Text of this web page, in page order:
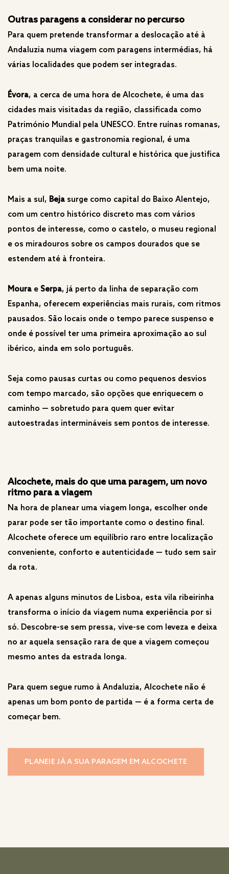
Outras paragens a considerar no percurso
Para quem pretende transformar a deslocação até à
Andaluzia numa viagem com paragens intermédias, há
várias localidades que podem ser integradas.
Évora, a cerca de uma hora de Alcochete, é uma das
cidades mais visitadas da região, classificada como
Património Mundial pela UNESCO. Entre ruínas romanas,
praças tranquilas e gastronomia regional, é uma
paragem com densidade cultural e histórica que justifica
bem uma noite.
Mais a sul, Beja surge como capital do Baixo Alentejo,
com um centro histórico discreto mas com vários
pontos de interesse, como o castelo, o museu regional
e os miradouros sobre os campos dourados que se
estendem até à fronteira.
Moura e Serpa, já perto da linha de separação com
Espanha, oferecem experiências mais rurais, com ritmos
pausados. São locais onde o tempo parece suspenso e
onde é possível ter uma primeira aproximação ao sul
ibérico, ainda em solo português.
Seja como pausas curtas ou como pequenos desvios
com tempo marcado, são opções que enriquecem o
caminho — sobretudo para quem quer evitar
autoestradas intermináveis sem pontos de interesse.
Alcochete, mais do que uma paragem, um novo
ritmo para a viagem
Na hora de planear uma viagem longa, escolher onde
parar pode ser tão importante como o destino final.
Alcochete oferece um equilíbrio raro entre localização
conveniente, conforto e autenticidade — tudo sem sair
da rota.
A apenas alguns minutos de Lisboa, esta vila ribeirinha
transforma o início da viagem numa experiência por si
só. Descobre-se sem pressa, vive-se com leveza e deixa
no ar aquela sensação rara de que a viagem começou
mesmo antes da estrada longa.
Para quem segue rumo à Andaluzia, Alcochete não é
apenas um bom ponto de partida — é a forma certa de
começar bem.
PLANEIE JÁ A SUA PARAGEM EM ALCOCHETE